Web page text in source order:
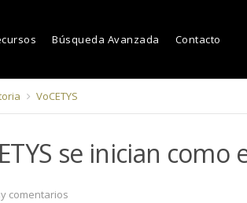
Búsqueda Avanzada Contacto
VoCETYS
se inician
comentarios